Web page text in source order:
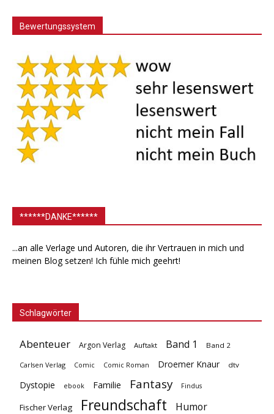
Bewertungssystem
******DANKE******
...an alle Verlage und Autoren, die ihr Vertrauen in mich und
meinen Blog setzen! Ich fühle mich geehrt!
Schlagwörter
Abenteuer Argon Verlag Auftakt Band 1 Band 2
Carlsen Verlag Comic Comic Roman Droemer Knaur dtv
Dystopie ebook Familie Fantasy Findus
Fischer Verlag Freundschaft Humor